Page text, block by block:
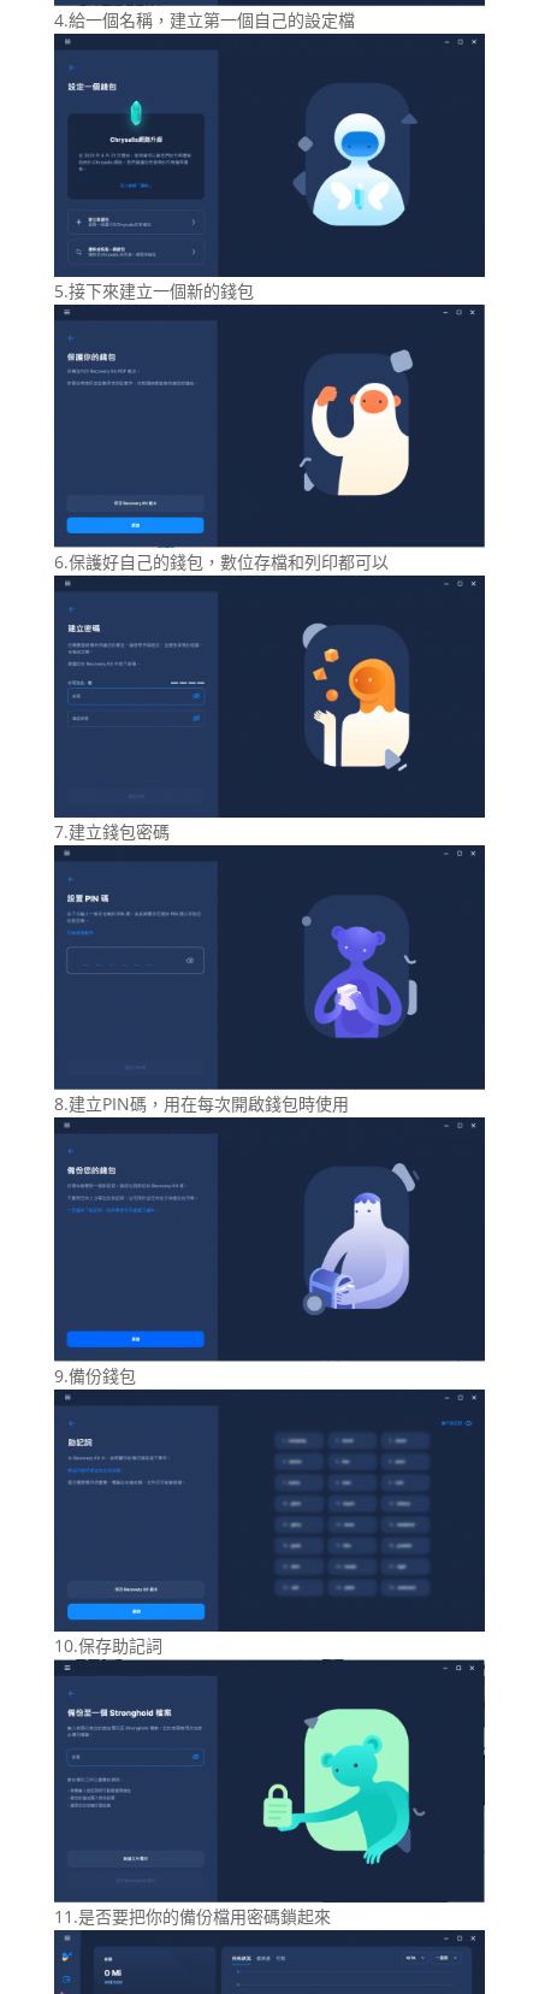
4.給一個名稱，建立第一個自己的設定檔
5.接下來建立一個新的錢包
6.保護好自己的錢包，數位存檔和列印都可以
7.建立錢包密碼
8.建立PIN碼，用在每次開啟錢包時使用
9.備份錢包
10.保存助記詞
11.是否要把你的備份檔用密碼鎖起來